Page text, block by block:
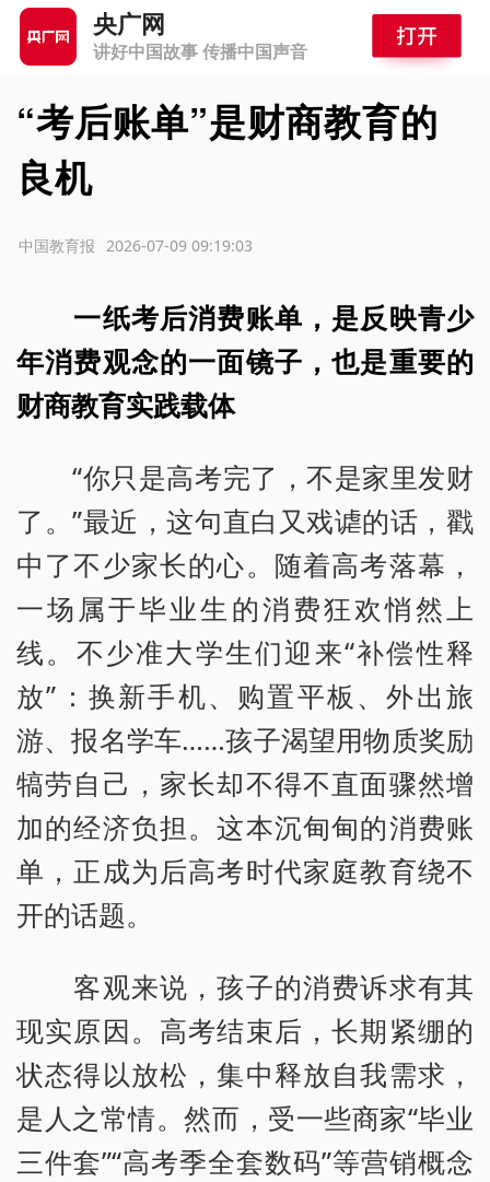
央广网
讲好中国故事 传播中国声音
“考后账单”是财商教育的
良机
2026-07-09 09:19:03
中国教育报
一纸考后消费账单，是反映青少
年消费观念的一面镜子，也是重要的
财商教育实践载体
“你只是高考完了，不是家里发财
了。”最近，这句直白又戏谑的话，戳
中了不少家长的心。随着高考落幕，
一场属于毕业生的消费狂欢悄然上
线。不少准大学生们迎来“补偿性释
放”：换新手机、购置平板、外出旅
游、报名学车……孩子渴望用物质奖励
犒劳自己，家长却不得不直面骤然增
加的经济负担。这本沉甸甸的消费账
单，正成为后高考时代家庭教育绕不
开的话题。
客观来说，孩子的消费诉求有其
现实原因。高考结束后，长期紧绷的
状态得以放松，集中释放自我需求，
是人之常情。然而，受一些商家“毕业
三件套”“高考季全套数码”等营销概念